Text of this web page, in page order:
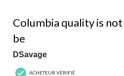
Columbia quality is
be
DSavage
ACHETEUR VÉRIFIÉ